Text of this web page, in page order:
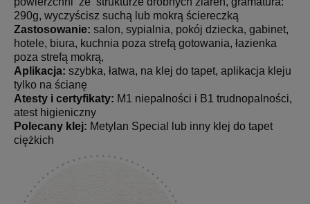
290g, wyczyścisz suchą lub mokrą ściereczką
Zastosowanie: salon, sypialnia, pokój dziecka, gabinet,
hotele, biura, kuchnia poza strefą gotowania, łazienka
poza strefą mokrą,
Aplikacja: szybka, łatwa, na klej do tapet, aplikacja kleju
tylko na ścianę
Atesty i certyfikaty: M1 niepalności i B1 trudnopalności,
atest higieniczny
Polecany klej: Metylan Special lub inny klej do tapet
ciężkich